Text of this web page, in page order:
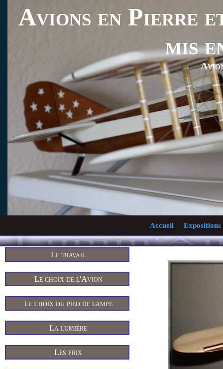
Avions en Pierre
mis
Accueil Expositions
Le travail
Le choix de l'Avion
Le choix du pied de lampe
La lumière
Les prix